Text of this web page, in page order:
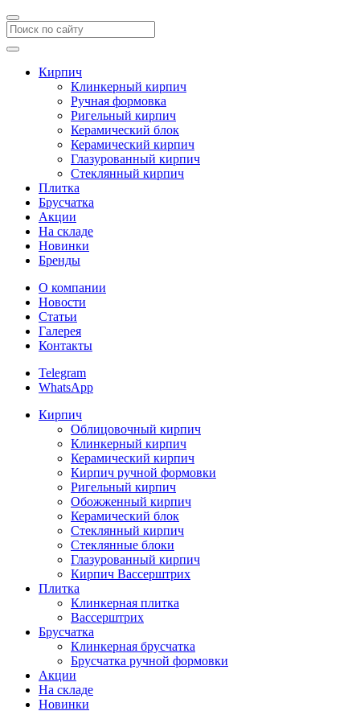
Кирпич
Клинкерный кирпич
Ручная формовка
Ригельный кирпич
Керамический блок
Керамический кирпич
Глазурованный кирпич
Стеклянный кирпич
Плитка
Брусчатка
Акции
На складе
Новинки
Бренды
О компании
Новости
Статьи
Галерея
Контакты
Telegram
WhatsApp
Кирпич
Облицовочный кирпич
Клинкерный кирпич
Керамический кирпич
Кирпич ручной формовки
Ригельный кирпич
Обожженный кирпич
Керамический блок
Стеклянный кирпич
Стеклянные блоки
Глазурованный кирпич
Кирпич Вассерштрих
Плитка
Клинкерная плитка
Вассерштрих
Брусчатка
Клинкерная брусчатка
Брусчатка ручной формовки
Акции
На складе
Новинки